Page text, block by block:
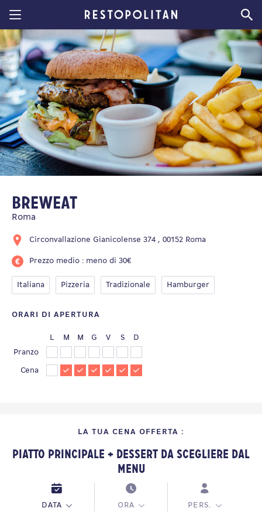
Restopolitan
BrewEat
Roma
Circonvallazione Gianicolense 374 , 00152 Roma
Prezzo medio : meno di 30€
Italiana Pizzeria Tradizionale Hamburger
ORARI DI APERTURA
L M M G V S
D
Pranzo
Cena
LA TUA CENA OFFERTA :
Piatto Principale + Dessert da scegliere dal
Menu
DATA ORA PERS.